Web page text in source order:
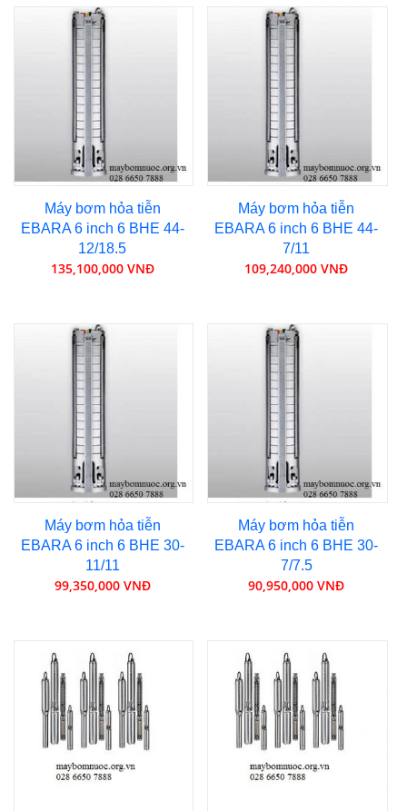
Máy bơm hỏa tiễn
EBARA 6 inch 6 BHE 44-
12/18.5
135,100,000 VNĐ
Máy bơm hỏa tiễn
EBARA 6 inch 6 BHE 44-
7/11
109,240,000 VNĐ
Máy bơm hỏa tiễn
EBARA 6 inch 6 BHE 30-
11/11
99,350,000 VNĐ
Máy bơm hỏa tiễn
EBARA 6 inch 6 BHE 30-
7/7.5
90,950,000 VNĐ